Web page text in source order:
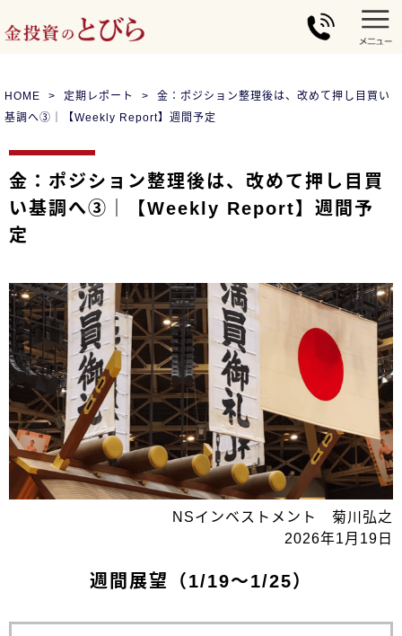
HOME 定期レポート
金：ポジション整理後は、改めて押し目買い
基調へ③｜【Weekly Report】週間予定
金：ポジション整理後は、改めて押し目買
い基調へ③｜【Weekly Report】週間予
定
NSインベストメント 菊川弘之
2026年1月19日
週間展望（1/19～1/25）